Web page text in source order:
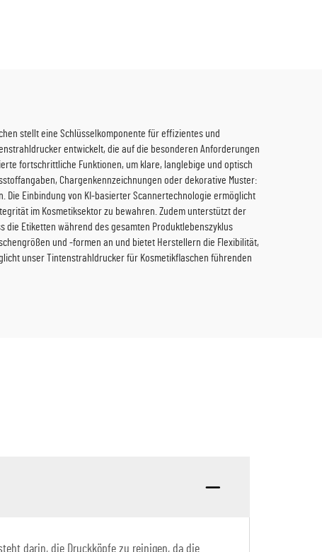
stellt eine Schlüsselkomponente für effizientes und
entwickelt, die auf die besonderen Anforderungen
fortschrittliche Funktionen, um klare, langlebige und optisch
Chargenkennzeichnungen oder dekorative Muster:
Einbindung von KI-basierter Scannertechnologie ermöglicht
im Kosmetiksektor zu bewahren. Zudem unterstützt der
die Etiketten während des gesamten Produktlebenszyklus
und -formen an und bietet Herstellern die Flexibilität,
unser Tintenstrahldrucker für Kosmetikflaschen führenden
darin, die Druckköpfe zu reinigen, da die